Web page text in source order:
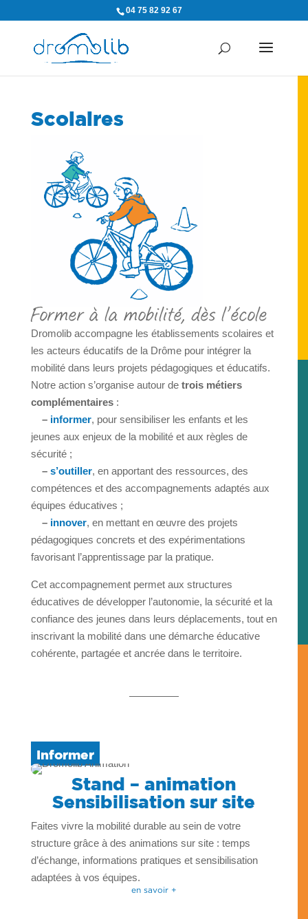
04 75 82 92 67
Scolaires
Former à la mobilité, dès l’école
Dromolib accompagne les établissements scolaires et
les acteurs éducatifs de la Drômepour intégrer la
mobilité dans leurs projets pédagogiques et éducatifs.
Notre action s’organise autour de trois métiers
complémentaires:
– informer, pour sensibiliser les enfants et les
jeunes aux enjeux de la mobilité et aux règles de
sécurité ;
– s’outiller, en apportant des ressources, des
compétences et des accompagnements adaptés aux
équipes éducatives ;
– innover, en mettant en œuvre des projets
pédagogiques concrets et des expérimentations
favorisant l’apprentissage par la pratique.
Cet accompagnement permet aux structures
éducatives de développer l’autonomie, la sécurité et la
confiance des jeunes dans leurs déplacements, tout en
inscrivant la mobilité dans une démarche éducative
cohérente, partagée et ancrée dans le territoire.
Informer
Stand – animation
Sensibilisation sur site
Faites vivre la mobilité durable au sein de votre
structure grâce à des animations sur site : temps
d’échange, informations pratiques et sensibilisation
adaptées à vos équipes.
en savoir +